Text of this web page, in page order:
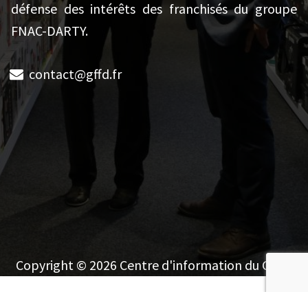
défense des intérêts des franchisés du groupe
FNAC-DARTY.
contact@gffd.fr
Copyright © 2026 Centre d'information du GFFD